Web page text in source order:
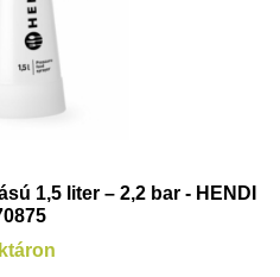
1,5 liter – 2,2 bar - HENDI